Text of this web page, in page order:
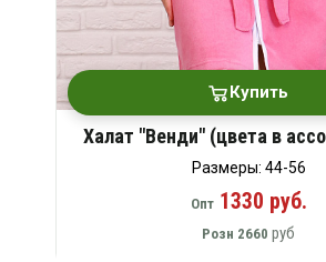
Купить
Халат "Венди" (цвета в
Размеры: 44-56
Опт1330 руб.
Розн 2660 руб